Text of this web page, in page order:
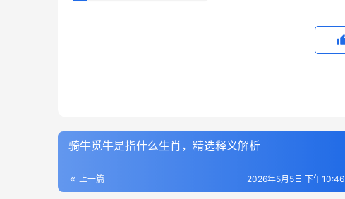
骑牛觅牛是指什么生肖，精选释义解析
上一篇 2026年5月5日 下午10:46